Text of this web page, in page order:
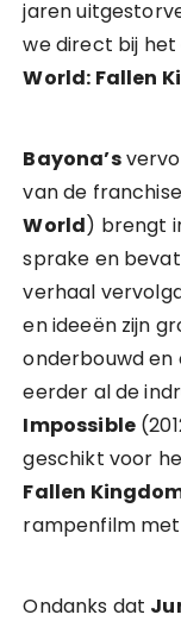
jaren
we direct bij
World: Fallen
Bayona’s
van de
World) brengt
sprake en
verhaal
en ideeën zijn
onderbouwd en
eerder al de
Impossible
geschikt voor
Fallen
rampenfilm met
Ondanks dat